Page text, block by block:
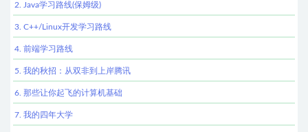
2. Java学习路线(保姆级)
3. C++/Linux开发学习路线
4. 前端学习路线
5. 我的秋招：从双非到上岸腾讯
6. 那些让你起飞的计算机基础
7. 我的四年大学